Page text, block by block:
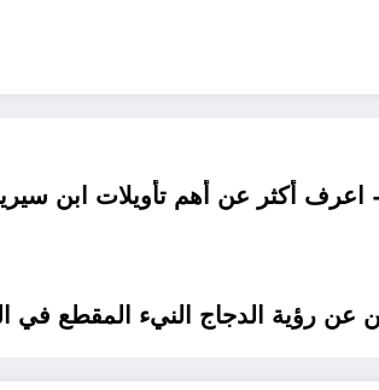
أكثر عن أهم تأويلات ابن